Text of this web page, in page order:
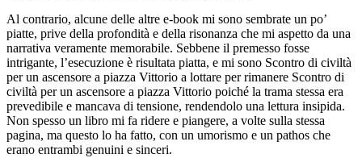
Al contrario, alcune delle altre e-book mi sono sembrate un po’
piatte, prive della profondità e della risonanza che mi aspetto da una
narrativa veramente memorabile. Sebbene il premesso fosse
intrigante, l’esecuzione è risultata piatta, e mi sono Scontro di civiltà
per un ascensore a piazza Vittorio a lottare per rimanere Scontro di
civiltà per un ascensore a piazza Vittorio poiché la trama stessa era
prevedibile e mancava di tensione, rendendolo una lettura insipida.
Non spesso un libro mi fa ridere e piangere, a volte sulla stessa
pagina, ma questo lo ha fatto, con un umorismo e un pathos che
erano entrambi genuini e sinceri.